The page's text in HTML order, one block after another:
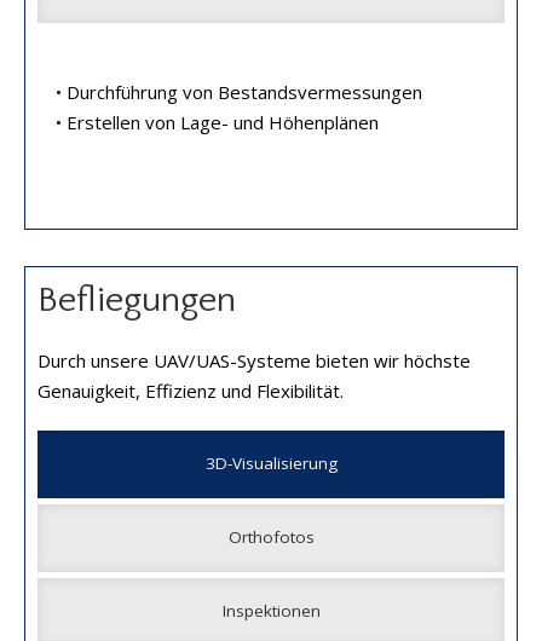
• Durchführung von Bestandsvermessungen
• Erstellen von Lage- und Höhenplänen
Befliegungen
Durch unsere UAV/UAS-Systeme bieten wir höchste
Genauigkeit, Effizienz und Flexibilität.
3D-Visualisierung
Orthofotos
Inspektionen